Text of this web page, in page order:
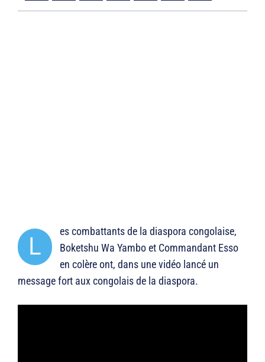
L
es combattants de la diaspora congolaise,
Boketshu Wa Yambo et Commandant Esso
en colère ont, dans une vidéo lancé un
message fort aux congolais de la diaspora.